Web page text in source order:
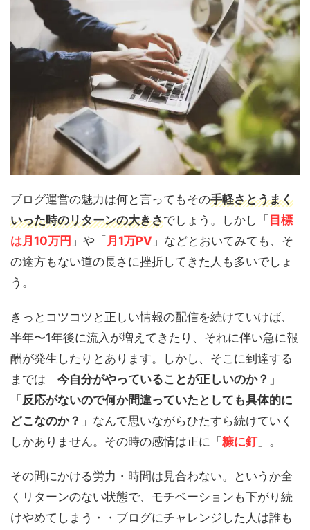
ブログ運営の魅力は何と言ってもその手軽さとうまく
いった時のリターンの大きさでしょう。しかし「目標
は月10万円 」や「 月1万PV 」などとおいてみても、そ
の途方もない道の長さに挫折してきた人も多いでしょ
う。
きっとコツコツと正しい情報の配信を続けていけば、
半年〜1年後に流入が増えてきたり、それに伴い急に報
酬が発生したりとあります。しかし、そこに到達する
までは「今自分がやっていることが正しいのか？ 」
「反応がないので何か間違っていたとしても具体的に
どこなのか？ 」なんて思いながらひたすら続けていく
しかありません。その時の感情は正に「糠に釘」。
その間にかける労力・時間は見合わない。というか全
くリターンのない状態で、モチベーションも下がり続
けやめてしまう・・ブログにチャレンジした人は誰も